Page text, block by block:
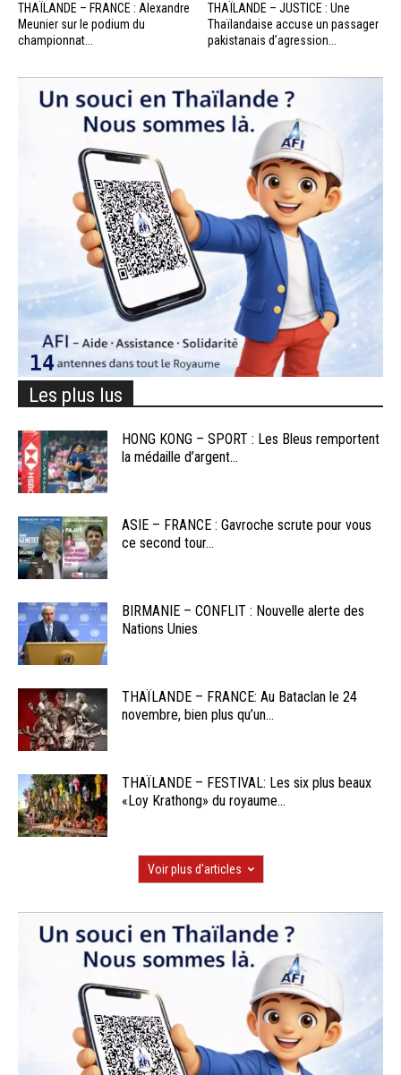
THAÏLANDE – FRANCE : Alexandre
Meunier sur le podium du
championnat...
THAÏLANDE – JUSTICE : Une
Thaïlandaise accuse un passager
pakistanais d’agression...
Les plus lus
HONG KONG – SPORT : Les Bleus remportent
la médaille d’argent...
ASIE – FRANCE : Gavroche scrute pour vous
ce second tour...
BIRMANIE – CONFLIT : Nouvelle alerte des
Nations Unies
THAÏLANDE – FRANCE: Au Bataclan le 24
novembre, bien plus qu’un...
THAÏLANDE – FESTIVAL: Les six plus beaux
«Loy Krathong» du royaume...
Voir plus d'articles